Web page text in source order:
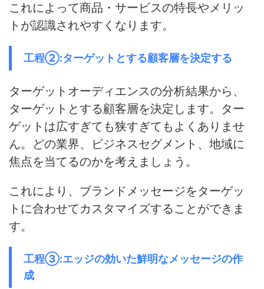
これによって商品・サービスの特長やメリッ
トが認識されやすくなります。
工程②:ターゲットとする顧客層を決定する
ターゲットオーディエンスの分析結果から、
ターゲットとする顧客層を決定 します。 ター
ゲットは広すぎても狭すぎてもよくありませ
ん。どの業界、ビジネスセグメント、地域に
焦点を当てるのかを考えましょう。
これにより、ブランドメッセージをターゲッ
トに合わせてカスタマイズすることができま
す。
工程③:エッジの効いた鮮明なメッセージの作
成